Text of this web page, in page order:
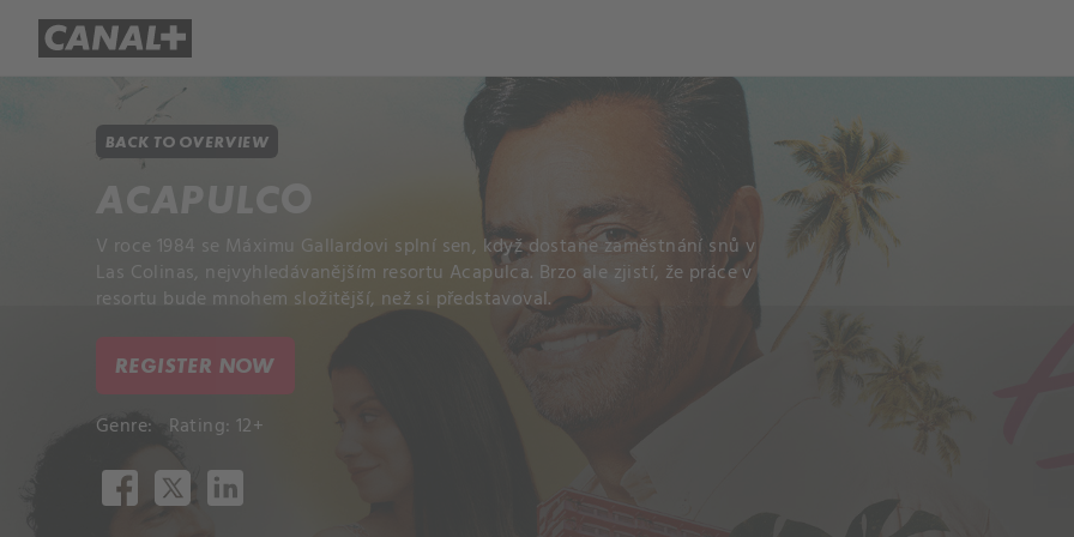
BACK TO OVERVIEW
ACAPULCO
V roce 1984 se Máximu Gallardovi splní sen, když dostane zaměstnání snů v
Las Colinas, nejvyhledávanějším resortu Acapulca. Brzo ale zjistí, že práce v
resortu bude mnohem složitější, než si představoval.
REGISTER NOW
Genre: Rating: 12+